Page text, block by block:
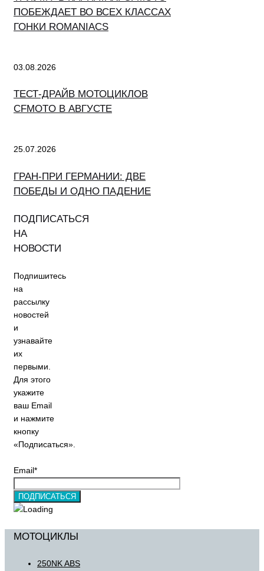
ПОБЕЖДАЕТ ВО ВСЕХ КЛАССАХ
ГОНКИ ROMANIACS
03.08.2026
ТЕСТ-ДРАЙВ МОТОЦИКЛОВ
CFMOTO В АВГУСТЕ
25.07.2026
ГРАН-ПРИ ГЕРМАНИИ: ДВЕ
ПОБЕДЫ И ОДНО ПАДЕНИЕ
ПОДПИСАТЬСЯ
НА
НОВОСТИ
Подпишитесь
на
рассылку
новостей
и
узнавайте
их
первыми.
Для этого
укажите
ваш Email
и нажмите
кнопку
«Подписаться».
Email*
МОТОЦИКЛЫ
250NK ABS